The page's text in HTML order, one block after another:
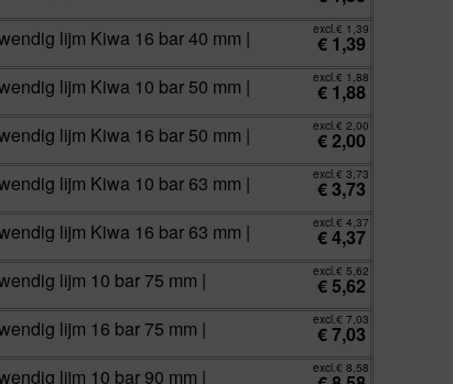
lijm Kiwa 16 bar 40 mm | excl.€ 1,39
€ 1,39
lijm Kiwa 10 bar 50 mm | excl.€ 1,88
€ 1,88
lijm Kiwa 16 bar 50 mm | excl.€ 2,00
€2,00
lijm Kiwa 10 bar 63 mm | excl.€ 3,73
€3,73
lijm Kiwa 16 bar 63 mm | excl.€ 4,37
€4,37
lijm 10 bar 75 mm | excl.€ 5,62
€5,62
lijm 16 bar 75 mm | excl.€ 7,03
€7,03
lijm 10 bar 90 mm | excl.€ 8,58